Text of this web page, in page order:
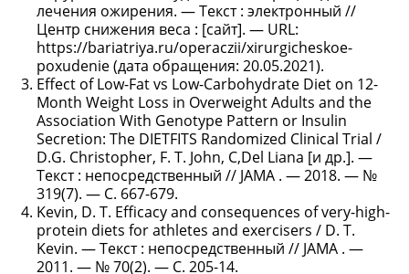
лечения ожирения. — Текст : электронный //
Центр снижения веса : [сайт]. — URL:
https://bariatriya.ru/operaczii/xirurgicheskoe-
poxudenie (дата обращения: 20.05.2021).
Effect of Low-Fat vs Low-Carbohydrate Diet on 12-
Month Weight Loss in Overweight Adults and the
Association With Genotype Pattern or Insulin
Secretion: The DIETFITS Randomized Clinical Trial /
D.G. Christopher, F. T. John, C,Del Liana [и др.]. —
Текст : непосредственный // JAMA . — 2018. — №
319(7). — С. 667-679.
Kevin, D. T. Efficacy and consequences of very-high-
protein diets for athletes and exercisers / D. T.
Kevin. — Текст : непосредственный // JAMA . —
2011. — № 70(2). — С. 205-14.